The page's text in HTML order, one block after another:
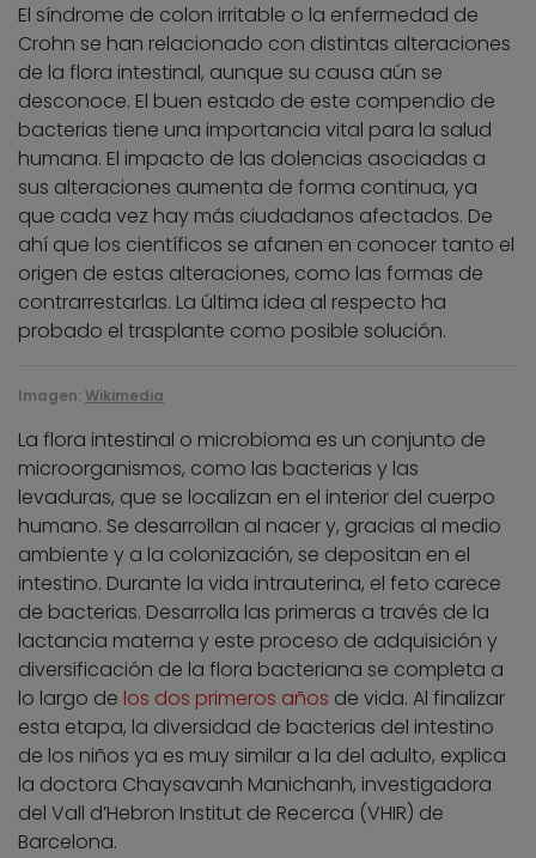
El síndrome de colon irritable o la enfermedad de
Crohn se han relacionado con distintas alteraciones
de la flora intestinal, aunque su causa aún se
desconoce. El buen estado de este compendio de
bacterias tiene una importancia vital para la salud
humana. El impacto de las dolencias asociadas a
sus alteraciones aumenta de forma continua, ya
que cada vez hay más ciudadanos afectados. De
ahí que los científicos se afanen en conocer tanto el
origen de estas alteraciones, como las formas de
contrarrestarlas. La última idea al respecto ha
probado el trasplante como posible solución.
Imagen: Wikimedia
La flora intestinal o microbioma es un conjunto de
microorganismos, como las bacterias y las
levaduras, que se localizan en el interior del cuerpo
humano. Se desarrollan al nacer y, gracias al medio
ambiente y a la colonización, se depositan en el
intestino. Durante la vida intrauterina, el feto carece
de bacterias. Desarrolla las primeras a través de la
lactancia materna y este proceso de adquisición y
diversificación de la flora bacteriana se completa a
lo largo de los dos primeros años de vida. Al finalizar
esta etapa, la diversidad de bacterias del intestino
de los niños ya es muy similar a la del adulto, explica
la doctora Chaysavanh Manichanh, investigadora
del Vall d’Hebron Institut de Recerca (VHIR) de
Barcelona.